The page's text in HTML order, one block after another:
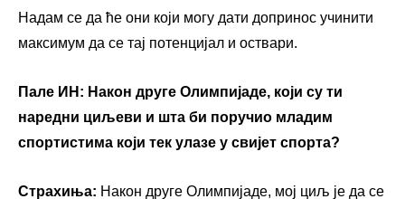
Надам се да ће они који могу дати допринос учинити
максимум да се тај потенцијал и оствари.
Пале ИН: Након друге Олимпијаде, који су ти
наредни циљеви и шта би поручио младим
спортистима који тек улазе у свијет спорта?
Страхиња: Након друге Олимпијаде, мој циљ је да се